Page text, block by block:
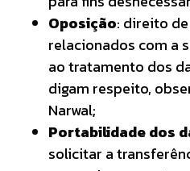
Oposição: direito
relacionados com a
ao tratamento dos
digam respeito,
Narwal;
Portabilidade dos
solicitar a